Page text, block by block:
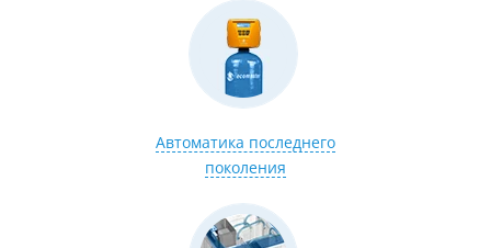
Автоматика последнего
поколения